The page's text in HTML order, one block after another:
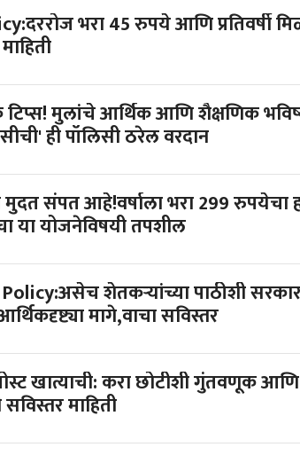
भरा 45 रुपये आणि प्रतिवर्षी
मुलांचे आर्थिक आणि शैक्षणिक
ही पॉलिसी ठरेल वरदान
मुदत संपत आहे!वर्षाला भरा 299 रुपयेचा
या योजनेविषयी तपशील
शेतकऱ्यांच्या पाठीशी
मागे,वाचा सविस्तर
खात्याची: करा छोटीशी गुंतवणूक
माहिती